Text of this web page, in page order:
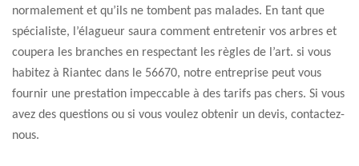
normalement et qu’ils ne tombent pas malades. En tant que
spécialiste, l’élagueur saura comment entretenir vos arbres et
coupera les branches en respectant les règles de l’art. si vous
habitez à Riantec dans le 56670, notre entreprise peut vous
fournir une prestation impeccable à des tarifs pas chers. Si vous
avez des questions ou si vous voulez obtenir un devis, contactez-
nous.